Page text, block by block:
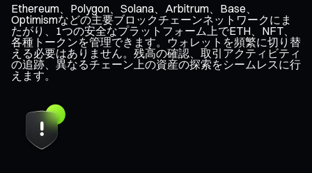
Ethereum、Polygon、Solana、Arbitrum、Base、
Optimismなどの主要ブロックチェーンネットワークにま
たがり、1つの安全なプラットフォーム上でETH、NFT、
各種トークンを管理できます。ウォレットを頻繁に切り替
える必要はありません。残高の確認、取引アクティビティ
の追跡、異なるチェーン上の資産の探索をシームレスに行
えます。